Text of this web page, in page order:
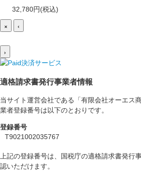
32,780円(税込)
× ‹
›
適格請求書発行事業者情報
当サイト運営会社である「有限会社オーエス
業者登録番号は以下のとおりです。
登録番号
T9021002035767
上記の登録番号は、国税庁の適格請求書発行
認いただけます。